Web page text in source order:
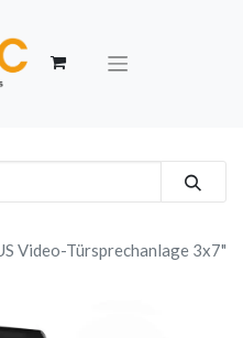
Video-Türsprechanlage 3x7"